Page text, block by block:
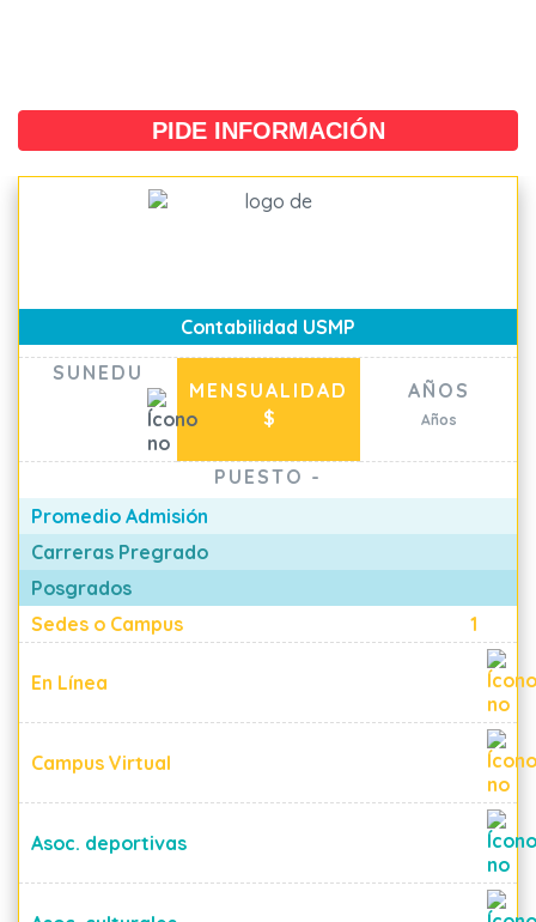
PIDE INFORMACIÓN
Contabilidad USMP
SUNEDU
MENSUALIDAD
$
AÑOS
Años
PUESTO -
Promedio Admisión
Carreras Pregrado
Posgrados
Sedes o Campus
1
En Línea
Campus Virtual
Asoc. deportivas